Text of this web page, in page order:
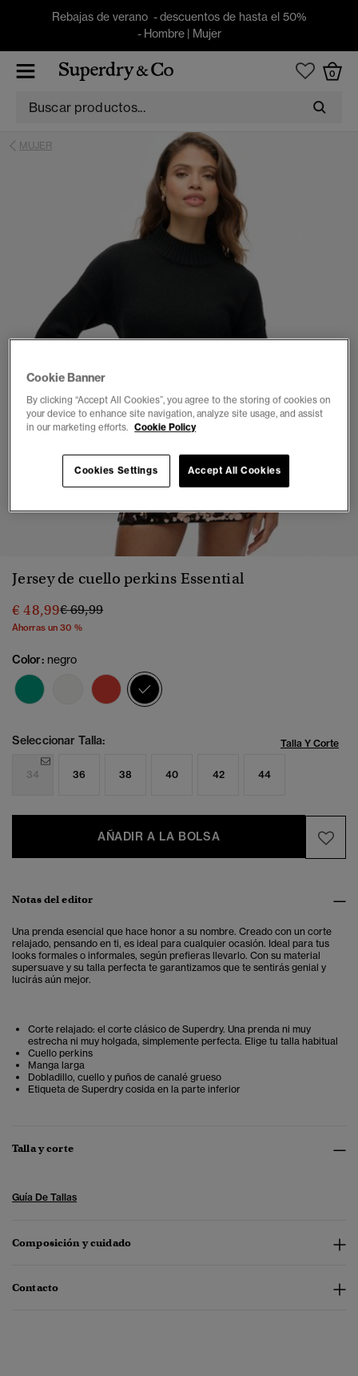
Rebajas de verano - descuentos de hasta el 50%
- Hombre| Mujer
0
MUJER
1 2 3 4 5 6
Jersey de cuello perkins Essential
€ 48,99Precio rebajado de
€ 69,99a
Ahorras un 30 %
Color: negro
Seleccionar Talla: Talla Y Corte
34 36 38 40 42 44
AÑADIR A LA BOLSA
Notas del editor
Una prenda esencial que hace honor a su nombre. Creado con un corte
relajado, pensando en ti, es ideal para cualquier ocasión. Ideal para tus
looks formales o informales, según prefieras llevarlo. Con su material
supersuave y su talla perfecta te garantizamos que te sentirás genial y
lucirás aún mejor.
Corte relajado: el corte clásico de Superdry. Una prenda ni muy
estrecha ni muy holgada, simplemente perfecta. Elige tu talla habitual
Cuello perkins
Manga larga
Dobladillo, cuello y puños de canalé grueso
Etiqueta de Superdry cosida en la parte inferior
Talla y corte
Guía De Tallas
Composición y cuidado
Contacto
Cookie Banner
By clicking “Accept All Cookies”, you agree to the storing of cookies on
your device to enhance site navigation, analyze site usage, and assist
in our marketing efforts. Cookie Policy
Accept All Cookies
Cookies Settings